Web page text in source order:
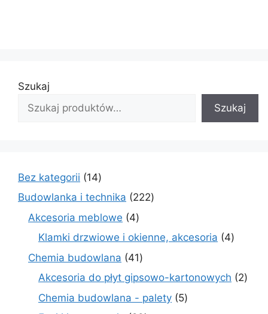
Szukaj
Szukaj
Bez kategorii 1414
produktów
Budowlanka i technika 222222
Akcesoria meblowe 44
produkty
Klamki drzwiowe i okienne, akcesoria 44
Chemia budowlana 4141
produktów
Akcesoria do płyt gipsowo-kartonowych 22
Chemia budowlana - palety 55